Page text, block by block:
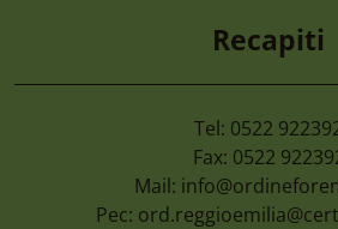
Recapiti
Tel: 0522
Fax: 0522
Mail:
Pec: